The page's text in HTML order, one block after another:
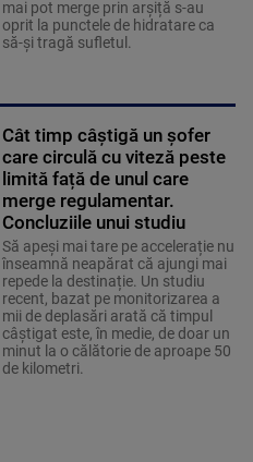
mai pot merge prin arșiță s-au
oprit la punctele de hidratare ca
să-și tragă sufletul.
Cât timp câștigă un șofer
care circulă cu viteză peste
limită față de unul care
merge regulamentar.
Concluziile unui studiu
Să apeși mai tare pe accelerație nu
înseamnă neapărat că ajungi mai
repede la destinație. Un studiu
recent, bazat pe monitorizarea a
mii de deplasări arată că timpul
câștigat este, în medie, de doar un
minut la o călătorie de aproape 50
de kilometri.